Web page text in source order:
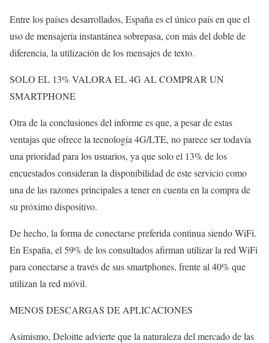
Entre los países desarrollados, España es el único país en que el
uso de mensajería instantánea sobrepasa, con más del doble de
diferencia, la utilización de los mensajes de texto.
SOLO EL 13% VALORA EL 4G AL COMPRAR UN
SMARTPHONE
Otra de la conclusiones del informe es que, a pesar de estas
ventajas que ofrece la tecnología 4G/LTE, no parece ser todavía
una prioridad para los usuarios, ya que solo el 13% de los
encuestados consideran la disponibilidad de este servicio como
una de las razones principales a tener en cuenta en la compra de
su próximo dispositivo.
De hecho, la forma de conectarse preferida continua siendo WiFi.
En España, el 59% de los consultados afirman utilizar la red WiFi
para conectarse a través de sus smartphones, frente al 40% que
utilizan la red móvil.
MENOS DESCARGAS DE APLICACIONES
Asimismo, Deloitte advierte que la naturaleza del mercado de las